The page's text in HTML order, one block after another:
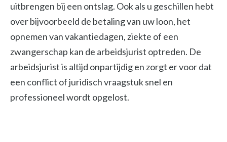
uitbrengen bij een ontslag. Ook als u geschillen hebt
over bijvoorbeeld de betaling van uw loon, het
opnemen van vakantiedagen, ziekte of een
zwangerschap kan de arbeidsjurist optreden. De
arbeidsjurist is altijd onpartijdig en zorgt er voor dat
een conflict of juridisch vraagstuk snel en
professioneel wordt opgelost.